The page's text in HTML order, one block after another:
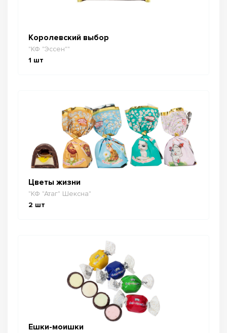
Королевский выбор
"КФ "Эссен""
1 шт
Цветы жизни
"КФ "Атаг" Шексна"
2 шт
Ешки-моишки